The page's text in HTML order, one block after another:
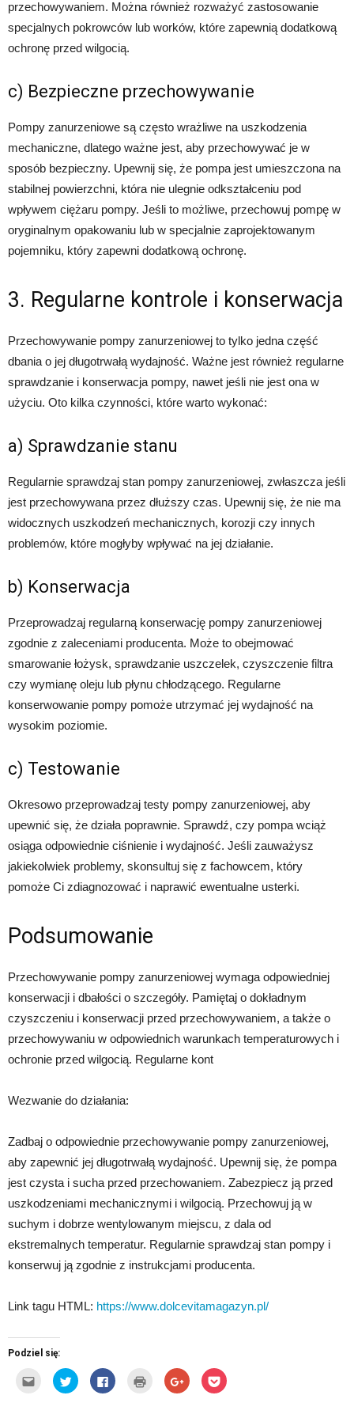
przechowywaniem. Można również rozważyć zastosowanie
specjalnych pokrowców lub worków, które zapewnią dodatkową
ochronę przed wilgocią.
c) Bezpieczne przechowywanie
Pompy zanurzeniowe są często wrażliwe na uszkodzenia
mechaniczne, dlatego ważne jest, aby przechowywać je w
sposób bezpieczny. Upewnij się, że pompa jest umieszczona na
stabilnej powierzchni, która nie ulegnie odkształceniu pod
wpływem ciężaru pompy. Jeśli to możliwe, przechowuj pompę w
oryginalnym opakowaniu lub w specjalnie zaprojektowanym
pojemniku, który zapewni dodatkową ochronę.
3. Regularne kontrole i konserwacja
Przechowywanie pompy zanurzeniowej to tylko jedna część
dbania o jej długotrwałą wydajność. Ważne jest również regularne
sprawdzanie i konserwacja pompy, nawet jeśli nie jest ona w
użyciu. Oto kilka czynności, które warto wykonać:
a) Sprawdzanie stanu
Regularnie sprawdzaj stan pompy zanurzeniowej, zwłaszcza jeśli
jest przechowywana przez dłuższy czas. Upewnij się, że nie ma
widocznych uszkodzeń mechanicznych, korozji czy innych
problemów, które mogłyby wpływać na jej działanie.
b) Konserwacja
Przeprowadzaj regularną konserwację pompy zanurzeniowej
zgodnie z zaleceniami producenta. Może to obejmować
smarowanie łożysk, sprawdzanie uszczelek, czyszczenie filtra
czy wymianę oleju lub płynu chłodzącego. Regularne
konserwowanie pompy pomoże utrzymać jej wydajność na
wysokim poziomie.
c) Testowanie
Okresowo przeprowadzaj testy pompy zanurzeniowej, aby
upewnić się, że działa poprawnie. Sprawdź, czy pompa wciąż
osiąga odpowiednie ciśnienie i wydajność. Jeśli zauważysz
jakiekolwiek problemy, skonsultuj się z fachowcem, który
pomoże Ci zdiagnozować i naprawić ewentualne usterki.
Podsumowanie
Przechowywanie pompy zanurzeniowej wymaga odpowiedniej
konserwacji i dbałości o szczegóły. Pamiętaj o dokładnym
czyszczeniu i konserwacji przed przechowywaniem, a także o
przechowywaniu w odpowiednich warunkach temperaturowych i
ochronie przed wilgocią. Regularne kont
Wezwanie do działania:
Zadbaj o odpowiednie przechowywanie pompy zanurzeniowej,
aby zapewnić jej długotrwałą wydajność. Upewnij się, że pompa
jest czysta i sucha przed przechowaniem. Zabezpiecz ją przed
uszkodzeniami mechanicznymi i wilgocią. Przechowuj ją w
suchym i dobrze wentylowanym miejscu, z dala od
ekstremalnych temperatur. Regularnie sprawdzaj stan pompy i
konserwuj ją zgodnie z instrukcjami producenta.
Link tagu HTML: https://www.dolcevitamagazyn.pl/
Podziel się:
Kliknij,
wysłać
Udostępnij
na
Twitterze(Otwiera
Click
to
Kliknij
wydrukować(Otwiera
Click
to
share
Click
to